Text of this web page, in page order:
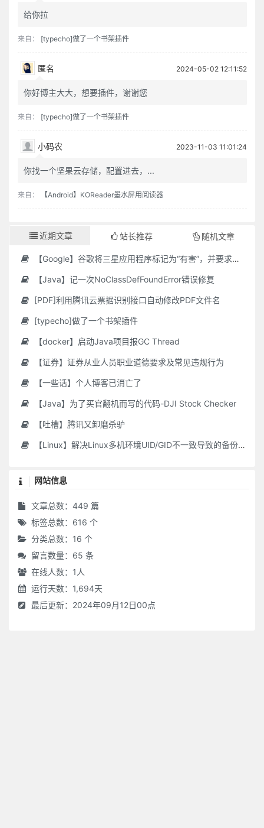
给你拉
来自： [typecho]做了一个书架插件
匿名 2024-05-02 12:11:52
你好博主大大，想要插件，谢谢您
来自： [typecho]做了一个书架插件
小码农 2023-11-03 11:01:24
你找一个坚果云存储，配置进去，...
来自： 【Android】KOReader墨水屏用阅读器
近期文章 站长推荐 随机文章
【Google】谷歌将三星应用程序标记为“有害”，并要求用户删除它们
【Java】记一次NoClassDefFoundError错误修复
[PDF]利用腾讯云票据识别接口自动修改PDF文件名
[typecho]做了一个书架插件
【docker】启动Java项目报GC Thread
【证券】证券从业人员职业道德要求及常见违规行为
【一些话】个人博客已消亡了
【Java】为了买官翻机而写的代码-DJI Stock Checker
【吐槽】腾讯又卸磨杀驴
【Linux】解决Linux多机环境UID/GID不一致导致的备份权限问题
网站信息
文章总数：449 篇
标签总数：616 个
分类总数：16 个
留言数量：65 条
在线人数： 1 人
运行天数：1,694天
最后更新：2024年09月12日00点